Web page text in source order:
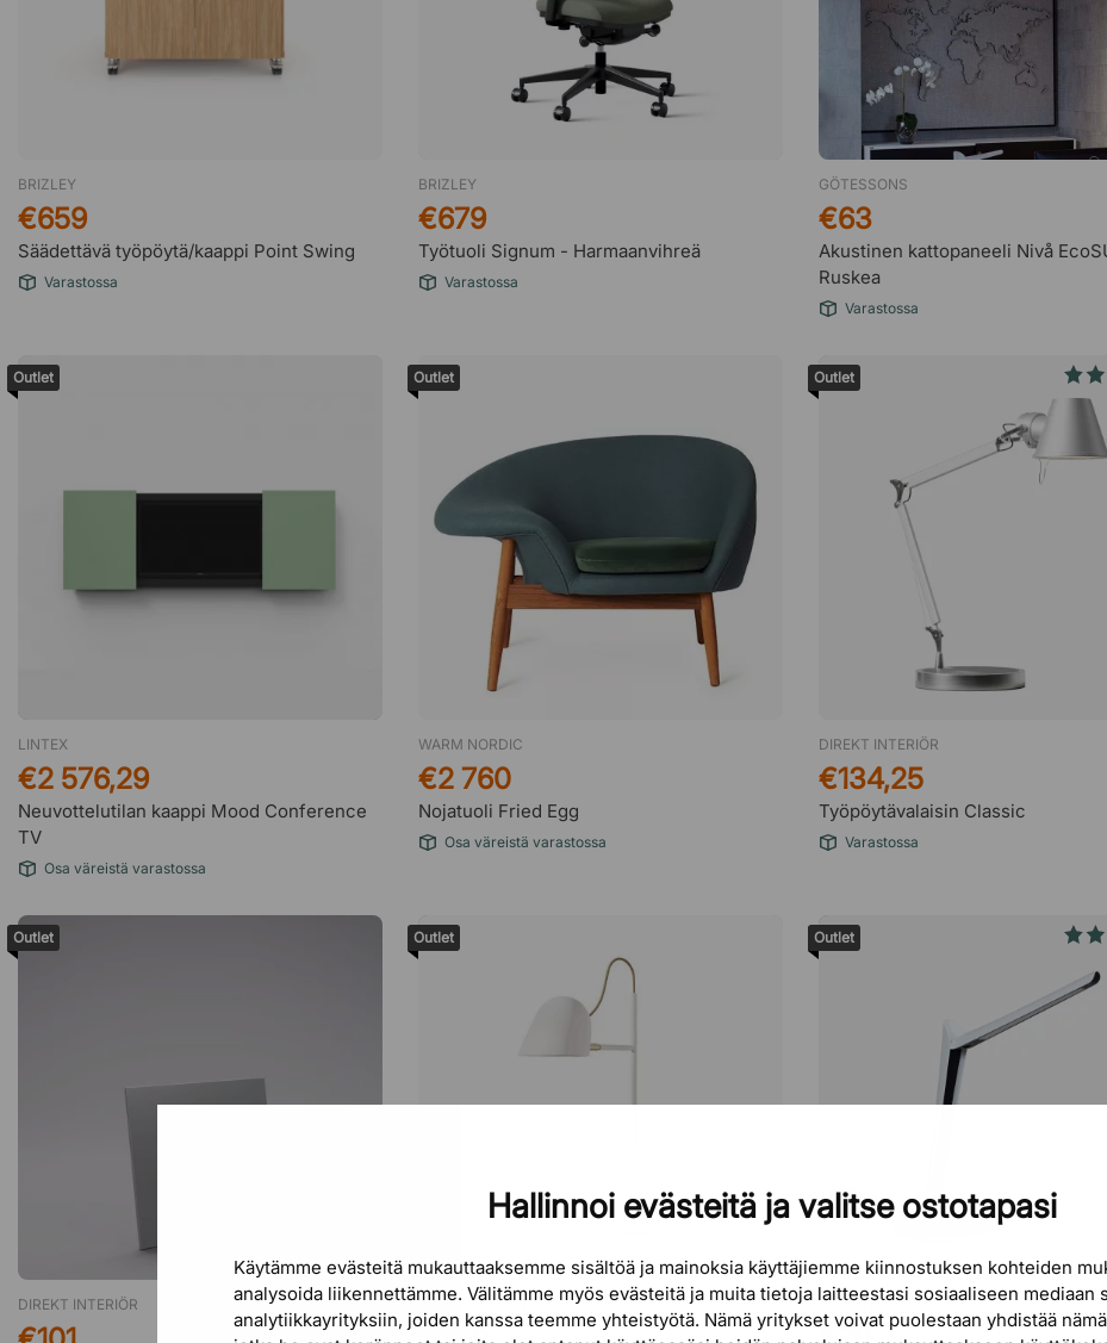
Hallinnoi evästeitä ja valitse ostotapasi
Käytämme evästeitä mukauttaaksemme sisältöä ja mainoksia käyttäjiemme kiinnostuksen kohteiden
analysoida liikennettämme. Välitämme myös evästeitä ja muita tietoja laitteestasi sosiaaliseen mediaan
analytiikkayrityksiin, joiden kanssa teemme yhteistyötä. Nämä yritykset voivat puolestaan ​​yhdistää
BRIZLEY
Säädettävä työpöytä/kaappi Point Swing
€659
Varastossa
BRIZLEY
Työtuoli Signum - Harmaanvihreä
€679
Varastossa
GÖTESSONS
Akustinen kattopaneeli Nivå
Ruskea
€63
Varastossa
Outlet
LINTEX
Neuvottelutilan kaappi Mood Conference
TV
€2 576,29
Osa väreistä varastossa
Outlet
WARM NORDIC
Nojatuoli Fried Egg
€2 760
Osa väreistä varastossa
Outlet
DIREKT INTERIÖR
Työpöytävalaisin Classic
€134,25
Varastossa
Outlet
DIREKT INTERIÖR
Outlet
ÖRSJÖ BELYSNING
Outlet
GÖTESSONS